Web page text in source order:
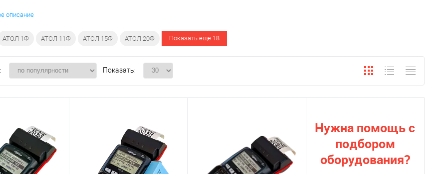
описание
АТОЛ 1Ф АТОЛ 11Ф АТОЛ 15Ф АТОЛ 20Ф Показать еще 18
Показать:
Нужна помощь с
подбором
оборудования?